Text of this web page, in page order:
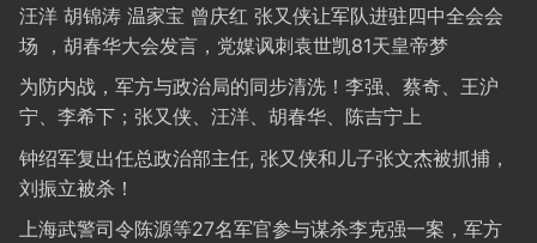
汪洋 胡锦涛 温家宝 曾庆红 张又侠让军队进驻四中全会会
场 ，胡春华大会发言，党媒讽刺袁世凯81天皇帝梦
为防内战，军方与政治局的同步清洗！李强、蔡奇、王沪
宁、李希下；张又侠、汪洋、胡春华、陈吉宁上
钟绍军复出任总政治部主任, 张又侠和儿子张文杰被抓捕，
刘振立被杀！
上海武警司令陈源等27名军官参与谋杀李克强一案，军方